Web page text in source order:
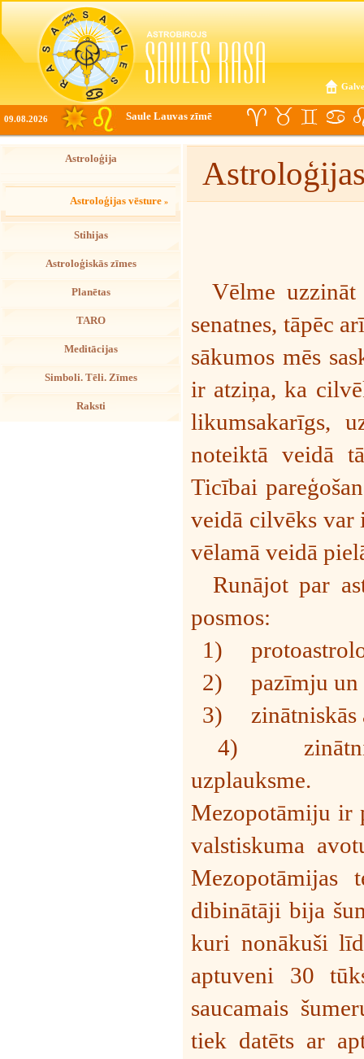
09.08.2026 Saule Lauvas zīmē
Astroloģija
Astroloģijas vēsture »
Stihijas
Astroloģiskās zīmes
Planētas
TARO
Meditācijas
Simboli. Tēli. Zīmes
Raksti
Vēlme uzzināt
senatnes, tāpēc
sākumos mēs
ir atziņa, ka
likumsakarīgs,
noteiktā veidā
Ticībai
veidā cilvēks var
vēlamā veidā
Runājot par
posmos:
1)
2)
pazīmju un
3)
zinātniskās
4)
uzplauksme.
Mezopotāmiju ir
valstiskuma
Mezopotāmijas
dibinātāji bija
kuri nonākuši
aptuveni 30
saucamais
tiek datēts ar